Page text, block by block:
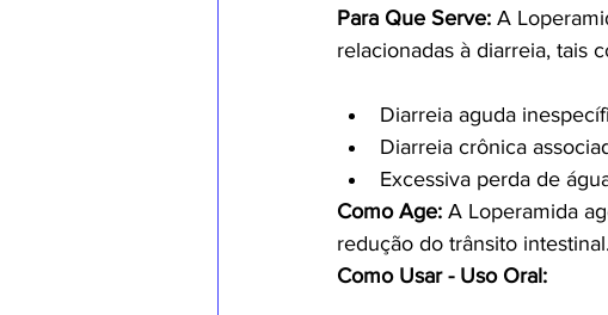
Para Que Serve: A
relacionadas à diarreia, tais
Diarreia aguda
Diarreia crônica
Excessiva perda de
Como Age: A Loperamida
redução do trânsito
Como Usar - Uso Oral: